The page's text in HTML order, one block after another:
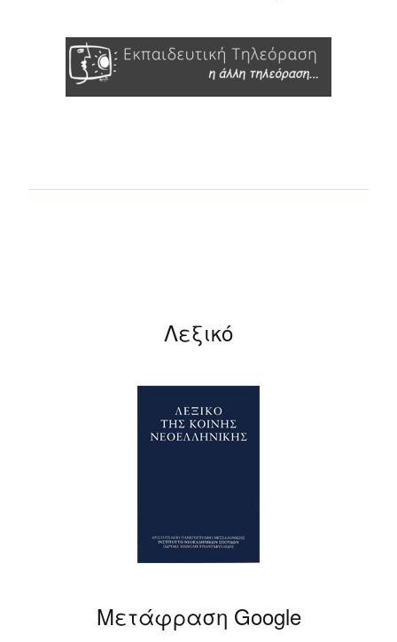
Λεξικό
Μετάφραση Google